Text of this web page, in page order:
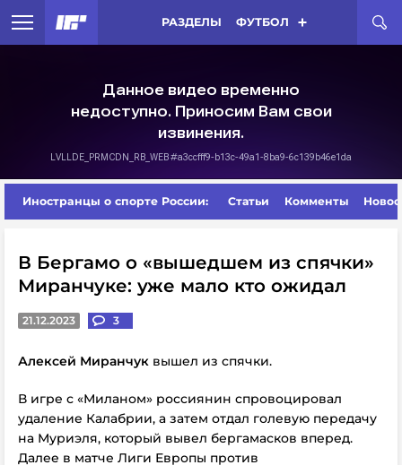
РАЗДЕЛЫ ФУТБОЛ
Иностранцы о спорте России: Статьи Комменты
В Бергамо о «вышедшем из спячки»
Миранчуке: уже мало кто ожидал
21.12.2023 3
Алексей Миранчук вышел из спячки.
В игре с «Миланом» россиянин спровоцировал
удаление Калабрии, а затем отдал голевую передачу
на Муриэля, который вывел бергамасков вперед.
Далее в матче Лиги Европы против